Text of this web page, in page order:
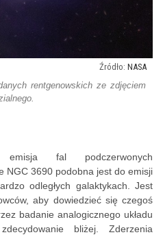
NASA
rentgenowskich ze zdjęciem
fal podczerwonych
NGC 3690 podobna jest do emisji
odległych galaktykach. Jest
aby dowiedzieć się czegoś
badanie analogicznego układu
bliżej. Zderzenia